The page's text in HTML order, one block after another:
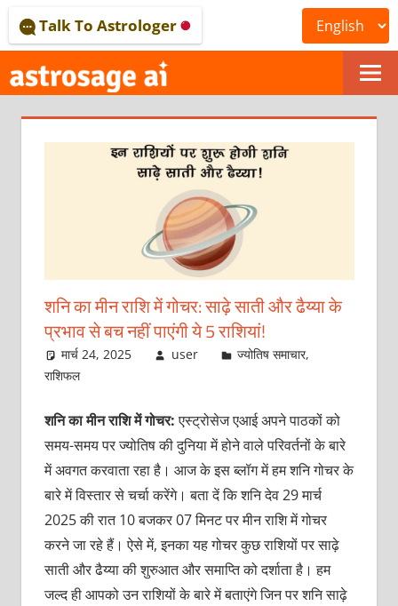
to
content
ONLINE
ASTROLOGICAL
JOURNAL
–
ASTROSAGE
MAGAZINE
Talk To Astrologer
शनि का मीन राशि में गोचर: साढ़े साती और ढैय्या के
प्रभाव से बच नहीं पाएंगी ये 5 राशियां!
मार्च 24, 2025 user ज्योतिष समाचार,
राशिफल
शनि का मीन राशि में गोचर:एस्ट्रोसेज एआई अपने पाठकों को
समय-समय पर ज्योतिष की दुनिया में होने वाले परिवर्तनों के बारे
में अवगत करवाता रहा है। आज के इस ब्लॉग में हम शनि गोचर के
बारे में विस्तार से चर्चा करेंगे। बता दें कि शनि देव 29 मार्च
2025 की रात 10 बजकर 07 मिनट पर मीन राशि में गोचर
करने जा रहे हैं। ऐसे में, इनका यह गोचर कुछ राशियों पर साढ़े
साती और ढैय्या की शुरुआत और समाप्ति को दर्शाता है। हम
जल्द ही आपको उन राशियों के बारे में बताएंगे जिन पर शनि साढ़े